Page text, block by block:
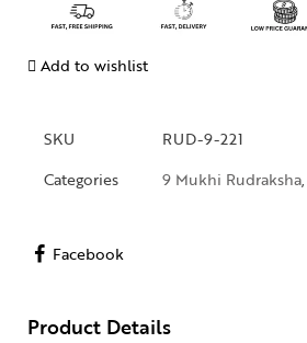
Add to wishlist
SKU
RUD-9-221
Categories
9 Mukhi Rudraksha,
Facebook
Product Details